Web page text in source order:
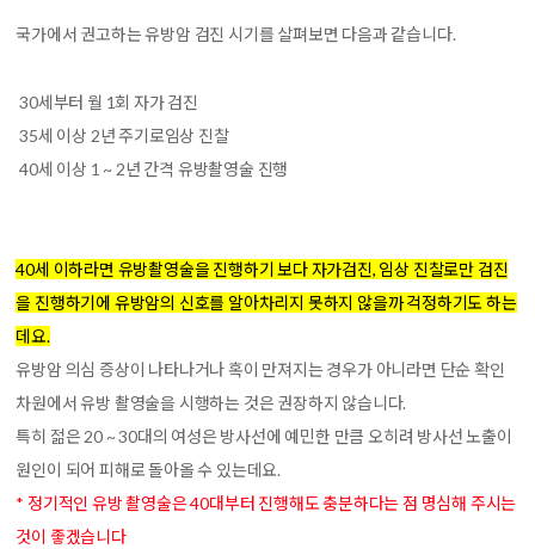
국가에서 권고하는 유방암 검진 시기를 살펴보면 다음과 같습니다.
30세부터 월 1회 자가 검진
35세 이상 2년 주기로임상 진찰
40세 이상 1 ~ 2년 간격 유방촬영술 진행
40세 이하라면 유방촬영술을 진행하기 보다 자가검진, 임상 진찰로만 검진
을 진행하기에 유방암의 신호를 알아차리지 못하지 않을까 걱정하기도 하는
데요.
유방암 의심 증상이 나타나거나 혹이 만져지는 경우가 아니라면 단순 확인
차원에서 유방 촬영술을 시행하는 것은 권장하지 않습니다.
특히 젊은 20 ~ 30대의 여성은 방사선에 예민한 만큼 오히려 방사선 노출이
원인이 되어 피해로 돌아올 수 있는데요.
* 정기적인 유방 촬영술은 40대부터 진행해도 충분하다는 점 명심해 주시는
것이 좋겠습니다